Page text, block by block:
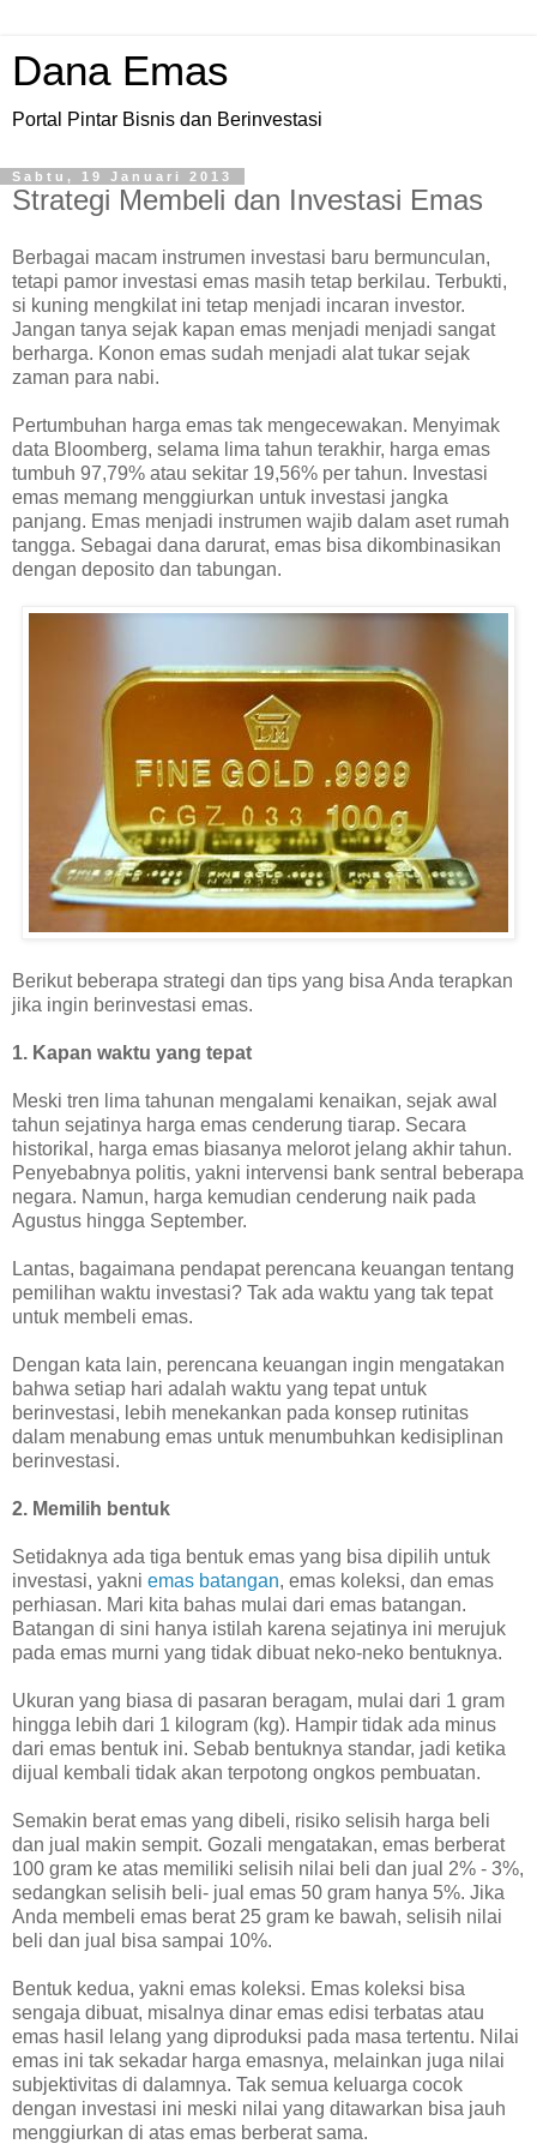
Dana Emas
Portal Pintar Bisnis dan Berinvestasi
Sabtu, 19 Januari 2013
Strategi Membeli dan Investasi Emas
Berbagai macam instrumen investasi baru bermunculan,
tetapi pamor investasi emas masih tetap berkilau. Terbukti,
si kuning mengkilat ini tetap menjadi incaran investor.
Jangan tanya sejak kapan emas menjadi menjadi sangat
berharga. Konon emas sudah menjadi alat tukar sejak
zaman para nabi.
Pertumbuhan harga emas tak mengecewakan. Menyimak
data Bloomberg, selama lima tahun terakhir, harga emas
tumbuh 97,79% atau sekitar 19,56% per tahun. Investasi
emas memang menggiurkan untuk investasi jangka
panjang. Emas menjadi instrumen wajib dalam aset rumah
tangga. Sebagai dana darurat, emas bisa dikombinasikan
dengan deposito dan tabungan.
Berikut beberapa strategi dan tips yang bisa Anda terapkan
jika ingin berinvestasi emas.
1. Kapan waktu yang tepat
Meski tren lima tahunan mengalami kenaikan, sejak awal
tahun sejatinya harga emas cenderung tiarap. Secara
historikal, harga emas biasanya melorot jelang akhir tahun.
Penyebabnya politis, yakni intervensi bank sentral beberapa
negara. Namun, harga kemudian cenderung naik pada
Agustus hingga September.
Lantas, bagaimana pendapat perencana keuangan tentang
pemilihan waktu investasi? Tak ada waktu yang tak tepat
untuk membeli emas.
Dengan kata lain, perencana keuangan ingin mengatakan
bahwa setiap hari adalah waktu yang tepat untuk
berinvestasi, lebih menekankan pada konsep rutinitas
dalam menabung emas untuk menumbuhkan kedisiplinan
berinvestasi.
2. Memilih bentuk
Setidaknya ada tiga bentuk emas yang bisa dipilih untuk
investasi, yakni emas batangan, emas koleksi, dan emas
perhiasan. Mari kita bahas mulai dari emas batangan.
Batangan di sini hanya istilah karena sejatinya ini merujuk
pada emas murni yang tidak dibuat neko-neko bentuknya.
Ukuran yang biasa di pasaran beragam, mulai dari 1 gram
hingga lebih dari 1 kilogram (kg). Hampir tidak ada minus
dari emas bentuk ini. Sebab bentuknya standar, jadi ketika
dijual kembali tidak akan terpotong ongkos pembuatan.
Semakin berat emas yang dibeli, risiko selisih harga beli
dan jual makin sempit. Gozali mengatakan, emas berberat
100 gram ke atas memiliki selisih nilai beli dan jual 2% - 3%,
sedangkan selisih beli- jual emas 50 gram hanya 5%. Jika
Anda membeli emas berat 25 gram ke bawah, selisih nilai
beli dan jual bisa sampai 10%.
Bentuk kedua, yakni emas koleksi. Emas koleksi bisa
sengaja dibuat, misalnya dinar emas edisi terbatas atau
emas hasil lelang yang diproduksi pada masa tertentu. Nilai
emas ini tak sekadar harga emasnya, melainkan juga nilai
subjektivitas di dalamnya. Tak semua keluarga cocok
dengan investasi ini meski nilai yang ditawarkan bisa jauh
menggiurkan di atas emas berberat sama.